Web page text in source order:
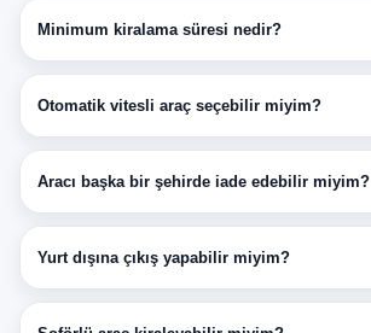
Minimum kiralama süresi nedir?
Otomatik vitesli araç seçebilir miyim?
Aracı başka bir şehirde iade edebilir miyim?
Yurt dışına çıkış yapabilir miyim?